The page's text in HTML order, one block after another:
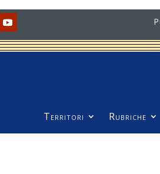
Territori Rubriche